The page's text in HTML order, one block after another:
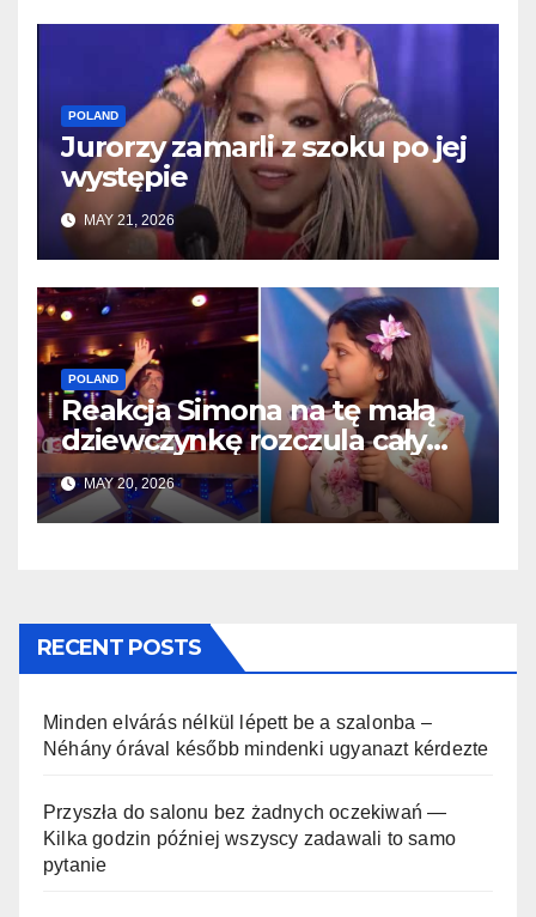
POLAND
Jurorzy zamarli z szoku po jej
występie
MAY 21, 2026
POLAND
Reakcja Simona na tę małą
dziewczynkę rozczula cały
internet
MAY 20, 2026
RECENT POSTS
Minden elvárás nélkül lépett be a szalonba –
Néhány órával később mindenki ugyanazt kérdezte
Przyszła do salonu bez żadnych oczekiwań —
Kilka godzin później wszyscy zadawali to samo
pytanie